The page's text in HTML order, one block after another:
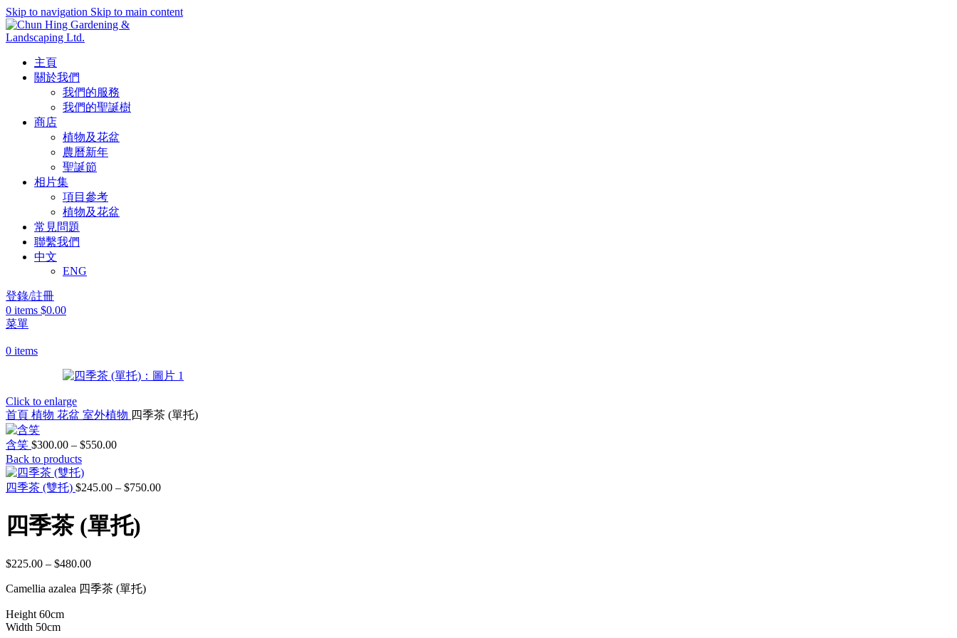
Skip to navigation Skip to main content
主頁
關於我們
我們的服務
我們的聖誕樹
商店
植物及花盆
農曆新年
聖誕節
相片集
項目參考
植物及花盆
常見問題
聯繫我們
中文
ENG
登錄/註冊
0 items $0.00
菜單
0 items
Click to enlarge
首頁 植物 花盆 室外植物 四季茶 (單托)
含笑 $300.00 – $550.00價
圍：
到
$550.00
Back to products
四季茶 (雙托) $245.00 – $750.00價
四季茶 (單托)
$225.00 – $480.00價
範
Camellia azalea 四季茶 (單托)
Height 60cm
Width 50cm